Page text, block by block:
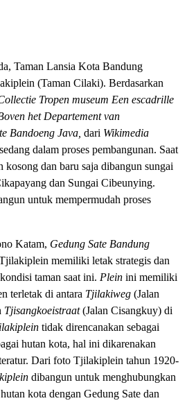
Taman Lansia Kota Bandung
(Taman Cilaki). Berdasarkan
Tropen museum Een escadrille
het Departement van
Bandoeng Java, dari Wikimedia
dalam proses pembangunan. Saat
dan baru saja dibangun sungai
dan Sungai Cibeunying.
untuk mempermudah proses
Katam, Gedung Sate Bandung
memiliki letak strategis dan
taman saat ini. Plein ini memiliki
terletak di antara Tjilakiweg (Jalan
Tjisangkoeistraat(Jalan Cisangkuy) di
tidak direncanakan sebagai
hutan kota, hal ini dikarenakan
Dari foto Tjilakiplein tahun 1920-
dibangun untuk menghubungkan
kota dengan Gedung Sate dan